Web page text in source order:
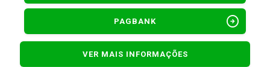
PAGBANK arrow_circle_right
VER MAIS INFORMAÇÕES